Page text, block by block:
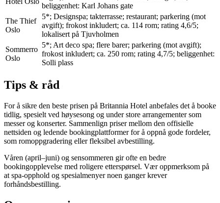
beliggenhet: Karl Johans gate
The Thief
Oslo
5*; Designspa; takterrasse; restaurant; parkering (mot
avgift); frokost inkludert; ca. 114 rom; rating 4,6/5;
lokalisert på Tjuvholmen
Sommerro
Oslo
5*; Art deco spa; flere barer; parkering (mot avgift);
frokost inkludert; ca. 250 rom; rating 4,7/5; beliggenhet:
Solli plass
Tips & råd
For å sikre den beste prisen på Britannia Hotel anbefales det å booke
tidlig, spesielt ved høysesong og under store arrangementer som
messer og konserter. Sammenlign priser mellom den offisielle
nettsiden og ledende bookingplattformer for å oppnå gode fordeler,
som romoppgradering eller fleksibel avbestilling.
Våren (april–juni) og sensommeren gir ofte en bedre
bookingopplevelse med roligere etterspørsel. Vær oppmerksom på
at spa-opphold og spesialmenyer noen ganger krever
forhåndsbestilling.